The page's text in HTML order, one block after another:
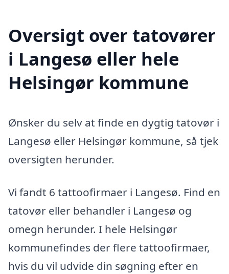
Oversigt over tatovører
i Langesø eller hele
Helsingør kommune
Ønsker du selv at finde en dygtig tatovør i
Langesø eller Helsingør kommune, så tjek
oversigten herunder.
Vi fandt 6 tattoofirmaer i Langesø. Find en
tatovør eller behandler i Langesø og
omegn herunder. I hele Helsingør
kommunefindes der flere tattoofirmaer,
hvis du vil udvide din søgning efter en